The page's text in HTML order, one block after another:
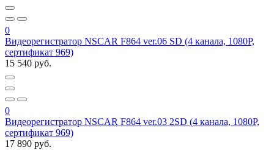
0
Видеорегистратор NSCAR F864 ver.06 SD (4 канала, 1080P,
сертификат 969)
15 540 руб.
0
Видеорегистратор NSCAR F864 ver.03 2SD (4 канала, 1080P,
сертификат 969)
17 890 руб.